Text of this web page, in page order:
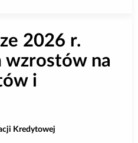
2026 r.
wzrostów na
i
Kredytowej